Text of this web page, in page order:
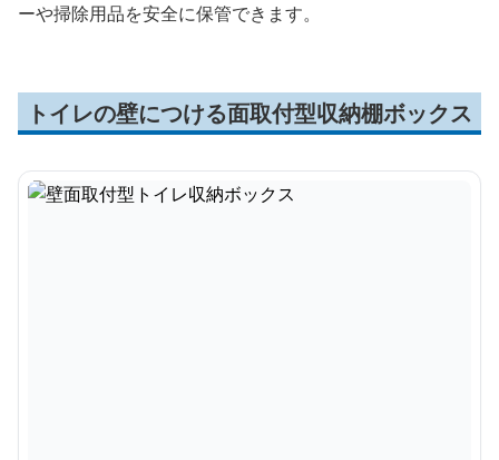
ーや掃除用品を安全に保管できます。
トイレの壁につける面取付型収納棚ボックス